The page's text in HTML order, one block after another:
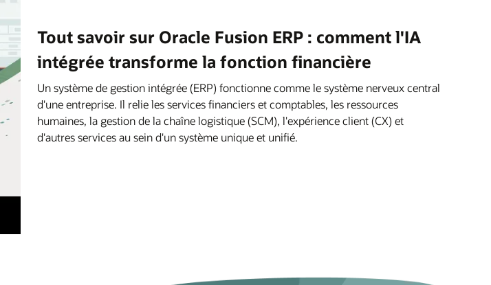
Tout savoir sur Oracle Fusion ERP : comment l'IA
intégrée transforme la fonction financière
Un système de gestion intégrée (ERP) fonctionne comme le système nerveux central
d'une entreprise. Il relie les services financiers et comptables, les ressources
humaines, la gestion de la chaîne logistique (SCM), l'expérience client (CX) et
d'autres services au sein d'un système unique et unifié.